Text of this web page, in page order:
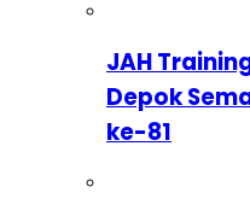
JAH
Depok
ke-81